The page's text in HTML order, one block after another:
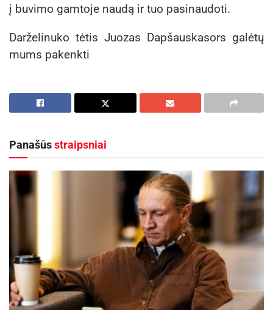
į buvimo gamtoje naudą ir tuo pasinaudoti.
Darželinuko tėtis Juozas Dapšauskasors galėtų
mums pakenkti
Panašūsstraipsniai